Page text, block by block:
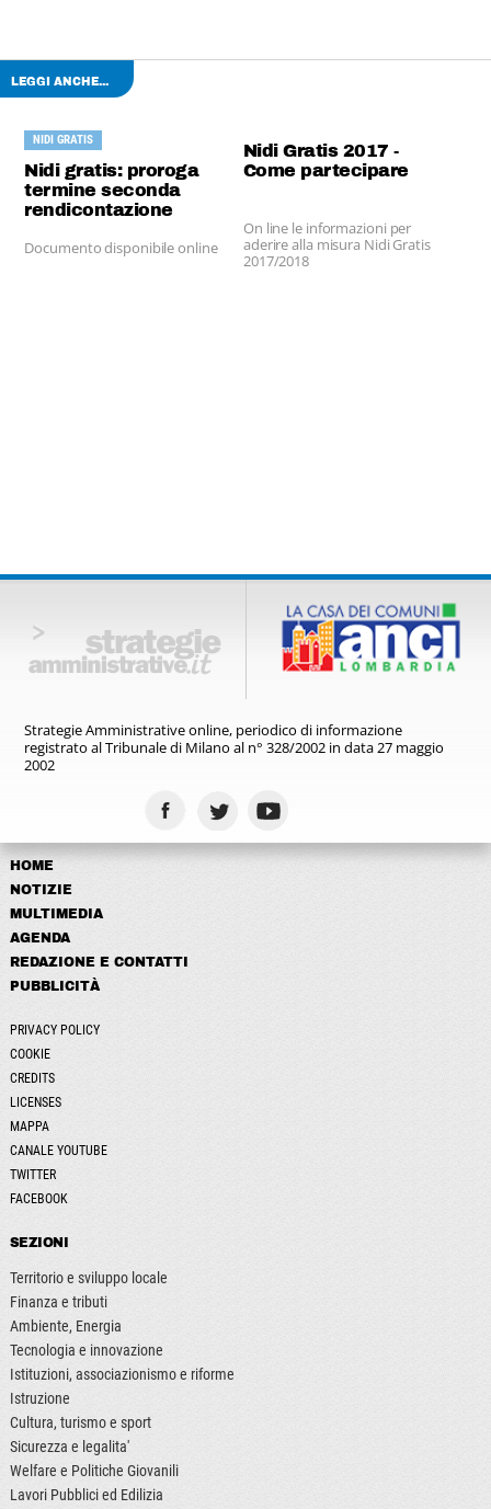
LEGGI ANCHE...
NIDI GRATIS
Nidi gratis: proroga
termine seconda
rendicontazione
Documento disponibile online
Nidi Gratis 2017 -
Come partecipare
On line le informazioni per
aderire alla misura Nidi Gratis
2017/2018
Strategie Amministrative online, periodico di informazione
registratoal Tribunale di Milano al n° 328/2002 in data 27 maggio
2002
HOME
NOTIZIE
MULTIMEDIA
AGENDA
REDAZIONE E CONTATTI
PUBBLICITÀ
PRIVACY POLICY
COOKIE
CREDITS
LICENSES
MAPPA
CANALE YOUTUBE
TWITTER
FACEBOOK
SEZIONI
Territorio e sviluppo locale
Finanza e tributi
Ambiente, Energia
Tecnologia e innovazione
Istituzioni, associazionismo e riforme
Istruzione
Cultura, turismo e sport
Sicurezza e legalita'
Welfare e Politiche Giovanili
Lavori Pubblici ed Edilizia